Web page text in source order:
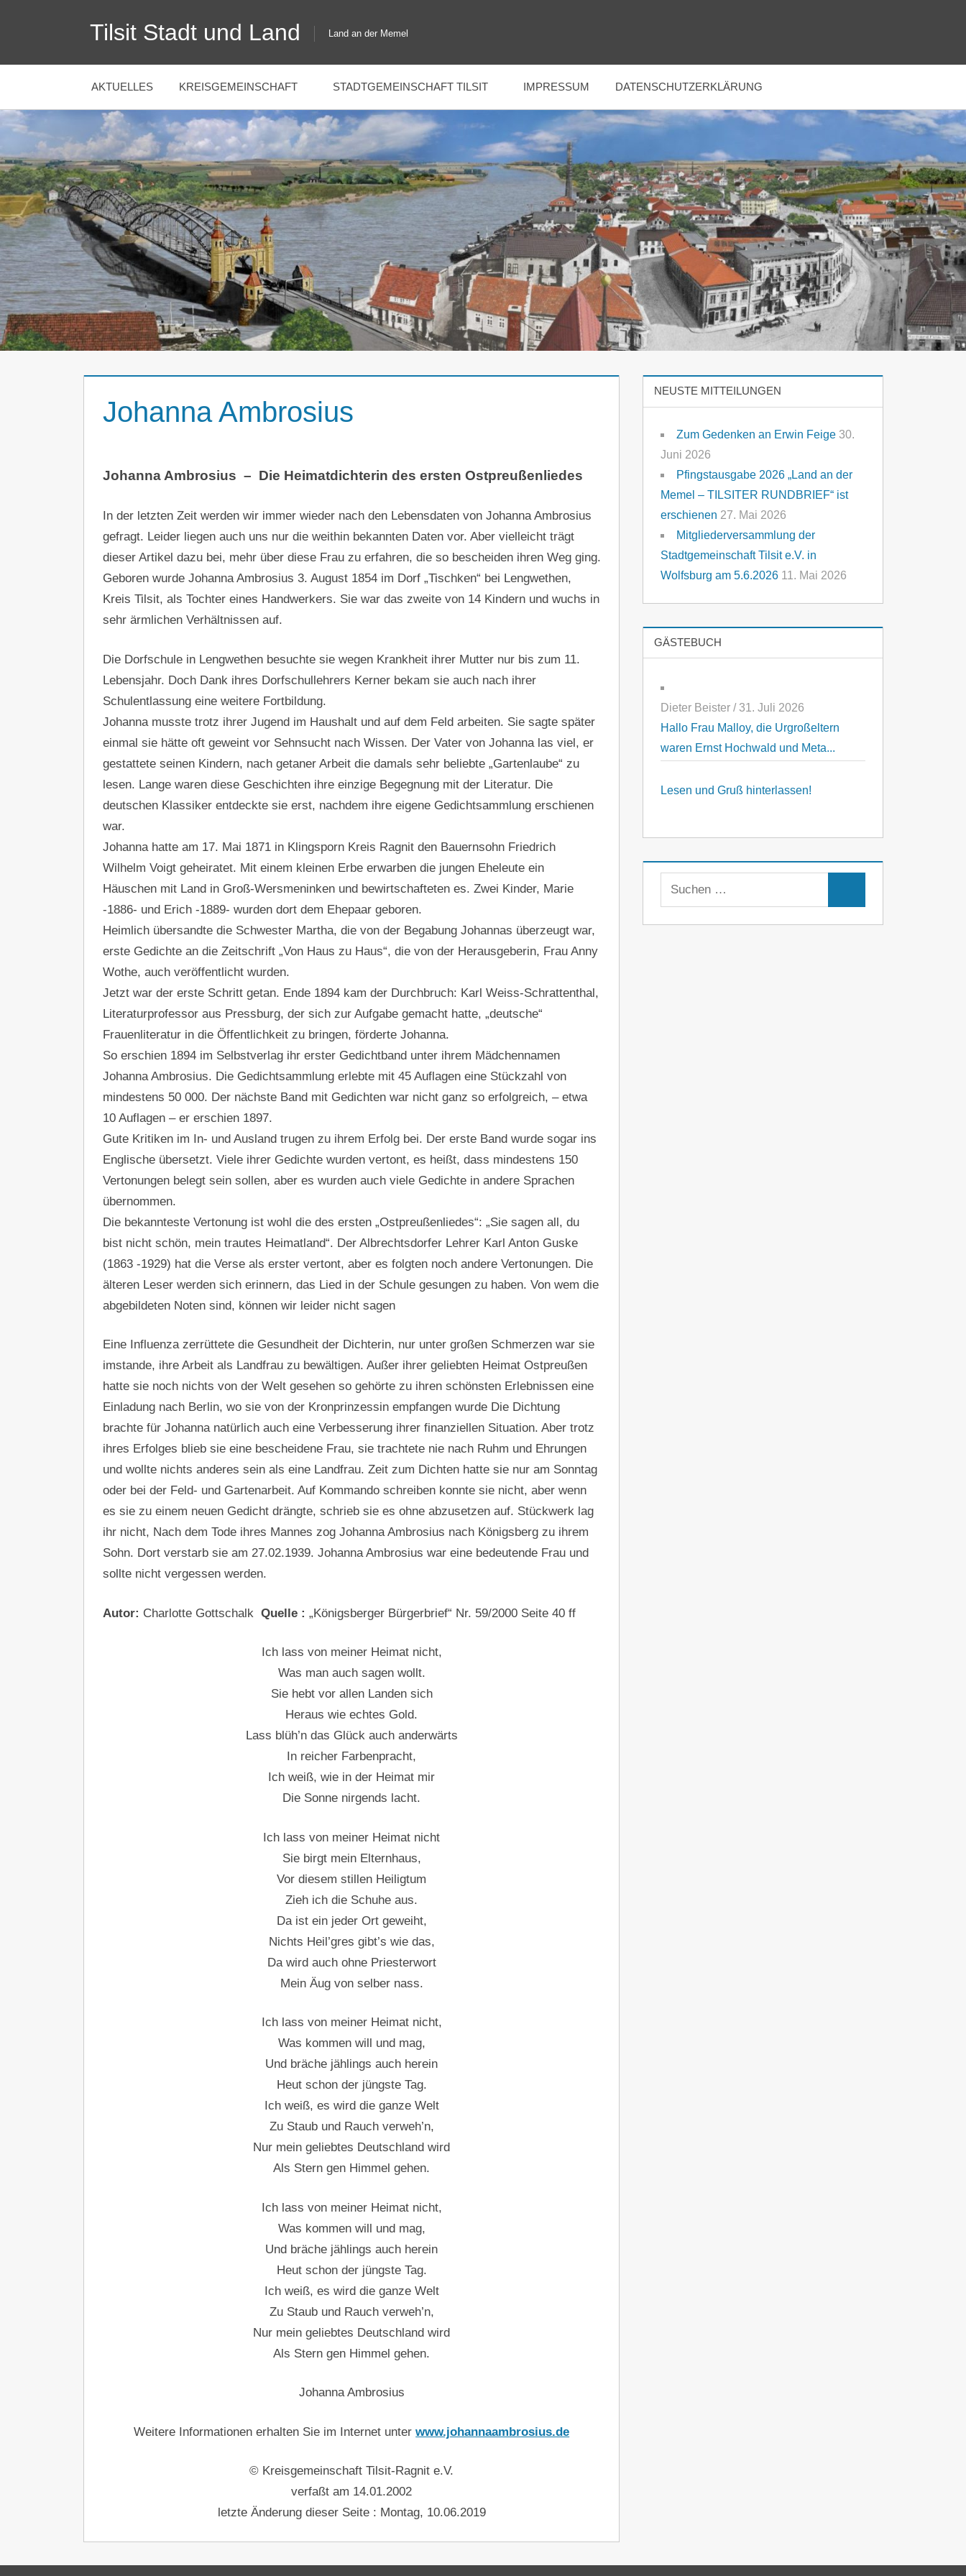
Tilsit Stadt und Land Land an der Memel
AKTUELLES KREISGEMEINSCHAFT STADTGEMEINSCHAFT TILSIT IMPRESSUM DATENSCHUTZERKLÄRUNG
Johanna Ambrosius
Johanna Ambrosius – Die Heimatdichterin des ersten Ostpreußenliedes
In der letzten Zeit werden wir immer wieder nach den Lebensdaten von Johanna Ambrosius
gefragt. Leider liegen auch uns nur die weithin bekannten Daten vor. Aber vielleicht trägt
dieser Artikel dazu bei, mehr über diese Frau zu erfahren, die so bescheiden ihren Weg ging.
Geboren wurde Johanna Ambrosius 3. August 1854 im Dorf „Tischken“ bei Lengwethen,
Kreis Tilsit, als Tochter eines Handwerkers. Sie war das zweite von 14 Kindern und wuchs in
sehr ärmlichen Verhältnissen auf.
Die Dorfschule in Lengwethen besuchte sie wegen Krankheit ihrer Mutter nur bis zum 11.
Lebensjahr. Doch Dank ihres Dorfschullehrers Kerner bekam sie auch nach ihrer
Schulentlassung eine weitere Fortbildung.
Johanna musste trotz ihrer Jugend im Haushalt und auf dem Feld arbeiten. Sie sagte später
einmal sie hätte oft geweint vor Sehnsucht nach Wissen. Der Vater von Johanna las viel, er
gestattete seinen Kindern, nach getaner Arbeit die damals sehr beliebte „Gartenlaube“ zu
lesen. Lange waren diese Geschichten ihre einzige Begegnung mit der Literatur. Die
deutschen Klassiker entdeckte sie erst, nachdem ihre eigene Gedichtsammlung erschienen
war.
Johanna hatte am 17. Mai 1871 in Klingsporn Kreis Ragnit den Bauernsohn Friedrich
Wilhelm Voigt geheiratet. Mit einem kleinen Erbe erwarben die jungen Eheleute ein
Häuschen mit Land in Groß-Wersmeninken und bewirtschafteten es. Zwei Kinder, Marie
-1886- und Erich -1889- wurden dort dem Ehepaar geboren.
Heimlich übersandte die Schwester Martha, die von der Begabung Johannas überzeugt war,
erste Gedichte an die Zeitschrift „Von Haus zu Haus“, die von der Herausgeberin, Frau Anny
Wothe, auch veröffentlicht wurden.
Jetzt war der erste Schritt getan. Ende 1894 kam der Durchbruch: Karl Weiss-Schrattenthal,
Literaturprofessor aus Pressburg, der sich zur Aufgabe gemacht hatte, „deutsche“
Frauenliteratur in die Öffentlichkeit zu bringen, förderte Johanna.
So erschien 1894 im Selbstverlag ihr erster Gedichtband unter ihrem Mädchennamen
Johanna Ambrosius. Die Gedichtsammlung erlebte mit 45 Auflagen eine Stückzahl von
mindestens 50 000. Der nächste Band mit Gedichten war nicht ganz so erfolgreich, – etwa
10 Auflagen – er erschien 1897.
Gute Kritiken im In- und Ausland trugen zu ihrem Erfolg bei. Der erste Band wurde sogar ins
Englische übersetzt. Viele ihrer Gedichte wurden vertont, es heißt, dass mindestens 150
Vertonungen belegt sein sollen, aber es wurden auch viele Gedichte in andere Sprachen
übernommen.
Die bekannteste Vertonung ist wohl die des ersten „Ostpreußenliedes“: „Sie sagen all, du
bist nicht schön, mein trautes Heimatland“. Der Albrechtsdorfer Lehrer Karl Anton Guske
(1863 -1929) hat die Verse als erster vertont, aber es folgten noch andere Vertonungen. Die
älteren Leser werden sich erinnern, das Lied in der Schule gesungen zu haben. Von wem die
abgebildeten Noten sind, können wir leider nicht sagen
Eine Influenza zerrüttete die Gesundheit der Dichterin, nur unter großen Schmerzen war sie
imstande, ihre Arbeit als Landfrau zu bewältigen. Außer ihrer geliebten Heimat Ostpreußen
hatte sie noch nichts von der Welt gesehen so gehörte zu ihren schönsten Erlebnissen eine
Einladung nach Berlin, wo sie von der Kronprinzessin empfangen wurde Die Dichtung
brachte für Johanna natürlich auch eine Verbesserung ihrer finanziellen Situation. Aber trotz
ihres Erfolges blieb sie eine bescheidene Frau, sie trachtete nie nach Ruhm und Ehrungen
und wollte nichts anderes sein als eine Landfrau. Zeit zum Dichten hatte sie nur am Sonntag
oder bei der Feld- und Gartenarbeit. Auf Kommando schreiben konnte sie nicht, aber wenn
es sie zu einem neuen Gedicht drängte, schrieb sie es ohne abzusetzen auf. Stückwerk lag
ihr nicht, Nach dem Tode ihres Mannes zog Johanna Ambrosius nach Königsberg zu ihrem
Sohn. Dort verstarb sie am 27.02.1939. Johanna Ambrosius war eine bedeutende Frau und
sollte nicht vergessen werden.
Autor: Charlotte Gottschalk Quelle : „Königsberger Bürgerbrief“ Nr. 59/2000 Seite 40 ff
Ich lass von meiner Heimat nicht,
Was man auch sagen wollt.
Sie hebt vor allen Landen sich
Heraus wie echtes Gold.
Lass blüh’n das Glück auch anderwärts
In reicher Farbenpracht,
Ich weiß, wie in der Heimat mir
Die Sonne nirgends lacht.
Ich lass von meiner Heimat nicht
Sie birgt mein Elternhaus,
Vor diesem stillen Heiligtum
Zieh ich die Schuhe aus.
Da ist ein jeder Ort geweiht,
Nichts Heil’gres gibt’s wie das,
Da wird auch ohne Priesterwort
Mein Äug von selber nass.
Ich lass von meiner Heimat nicht,
Was kommen will und mag,
Und bräche jählings auch herein
Heut schon der jüngste Tag.
Ich weiß, es wird die ganze Welt
Zu Staub und Rauch verweh’n,
Nur mein geliebtes Deutschland wird
Als Stern gen Himmel gehen.
Ich lass von meiner Heimat nicht,
Was kommen will und mag,
Und bräche jählings auch herein
Heut schon der jüngste Tag.
Ich weiß, es wird die ganze Welt
Zu Staub und Rauch verweh’n,
Nur mein geliebtes Deutschland wird
Als Stern gen Himmel gehen.
Johanna Ambrosius
Weitere Informationen erhalten Sie im Internet unter www.johannaambrosius.de
© Kreisgemeinschaft Tilsit-Ragnit e.V.
verfaßt am 14.01.2002
letzte Änderung dieser Seite : Montag, 10.06.2019
NEUSTE MITTEILUNGEN
Zum Gedenken an Erwin Feige 30.
Juni 2026
Pfingstausgabe 2026 „Land an der
Memel – TILSITER RUNDBRIEF“ ist
erschienen 27. Mai 2026
Mitgliederversammlung der
Stadtgemeinschaft Tilsit e.V. in
Wolfsburg am 5.6.2026 11. Mai 2026
GÄSTEBUCH
Dieter Beister /31. Juli 2026
Hallo Frau Malloy, die Urgroßeltern
waren Ernst Hochwald und Meta...
Lesen und Gruß hinterlassen!